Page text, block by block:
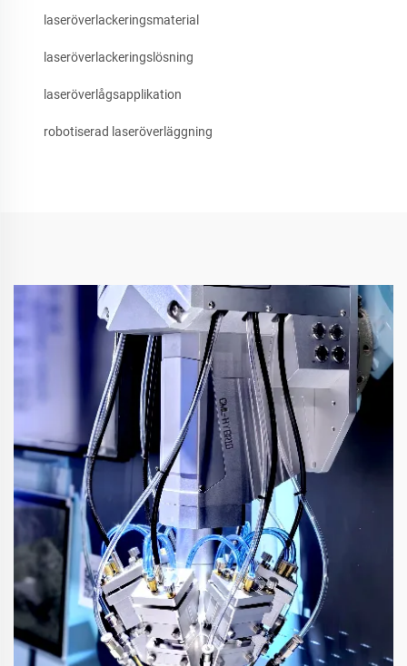
laseröverlackeringsmaterial
laseröverlackeringslösning
laseröverlågsapplikation
robotiserad laseröverläggning